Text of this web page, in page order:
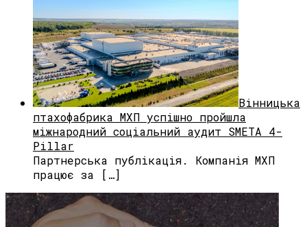
Вінницька
птахофабрика МХП успішно пройшла
міжнародний соціальний аудит SMETA 4-
Pillar
Партнерська публікація. Компанія МХП
працює за […]